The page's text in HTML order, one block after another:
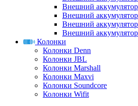
Внешний
Внешний
Внешний
Внешний
Колонки
Колонки Denn
Колонки JBL
Колонки Marshall
Колонки Maxvi
Колонки Soundcore
Колонки Wifit